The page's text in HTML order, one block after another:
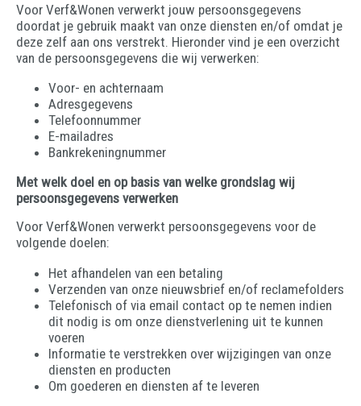
Voor Verf&Wonen verwerkt jouw persoonsgegevens
doordat je gebruik maakt van onze diensten en/of omdat je
deze zelf aan ons verstrekt. Hieronder vind je een overzicht
van de persoonsgegevens die wij verwerken:
Voor- en achternaam
Adresgegevens
Telefoonnummer
E-mailadres
Bankrekeningnummer
Met welk doel en op basis van welke grondslag wij
persoonsgegevens verwerken
Voor Verf&Wonen verwerkt persoonsgegevens voor de
volgende doelen:
Het afhandelen van een betaling
Verzenden van onze nieuwsbrief en/of reclamefolders
Telefonisch of via email contact op te nemen indien
dit nodig is om onze dienstverlening uit te kunnen
voeren
Informatie te verstrekken over wijzigingen van onze
diensten en producten
Om goederen en diensten af te leveren